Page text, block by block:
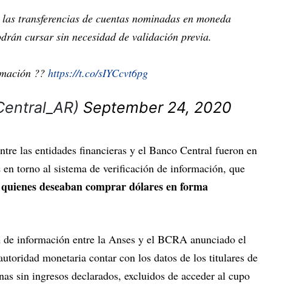
transferencias de cuentas nominadas en moneda
cursar sin necesidad de validación previa.
?? https://t.co/sIYCcvt6pg
September 24, 2020
las entidades financieras y el Banco Central fueron en
torno al sistema de verificación de información, que
deseaban comprar dólares en forma
información entre la Anses y el BCRA anunciado el
monetaria contar con los datos de los titulares de
sin ingresos declarados, excluidos de acceder al cupo